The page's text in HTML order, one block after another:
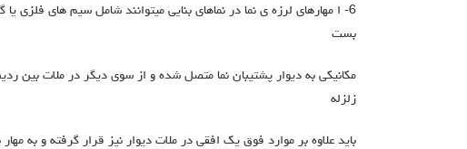
6- ا مهارهاي لرزه ي نما در نماهاي بنایی میتوانند شامل سیم هاي فلزي
بست
مکانیکی به دیوار پشتیبان نما متصل شده و از سوي دیگر در ملات بین
زلزله
باید علاوه بر موارد فوق یک افقی در ملات دیوار نیز قرار گرفته و به